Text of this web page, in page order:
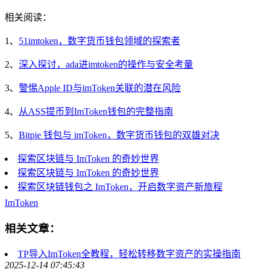
相关阅读：
1、 51imtoken，数字货币钱包领域的探索者
2、 深入探讨，ada进imtoken的操作与安全考量
3、 警惕Apple ID与imToken关联的潜在风险
4、 从ASS提币到ImToken钱包的完整指南
5、 Bitpie 钱包与 imToken，数字货币钱包的双雄对决
探索区块链与 ImToken 的奇妙世界
探索区块链与 ImToken 的奇妙世界
探索区块链钱包之 ImToken，开启数字资产新旅程
ImToken
相关文章：
TP导入ImToken全教程，轻松转移数字资产的实操指南
2025-12-14 07:45:43